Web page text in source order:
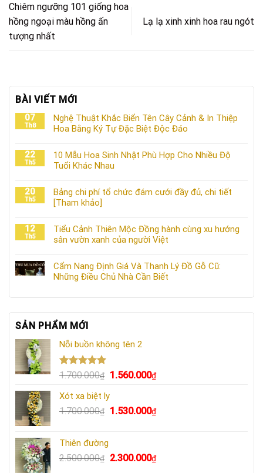
Chiêm ngưỡng 101 giống hoa
hồng ngoại màu hồng ấn
tượng nhất
Lạ lạ xinh xinh hoa rau ngót
BÀI VIẾT MỚI
07
Th8
Nghệ Thuật Khắc Biển Tên Cây Cảnh & In Thiệp
Hoa Bằng Ký Tự Đặc Biệt Độc Đáo
22
Th5
10 Mẫu Hoa Sinh Nhật Phù Hợp Cho Nhiều Độ
Tuổi Khác Nhau
20
Th5
Bảng chi phí tổ chức đám cưới đầy đủ, chi tiết
[Tham khảo]
12
Th5
Tiểu Cảnh Thiên Mộc Đồng hành cùng xu hướng
sân vườn xanh của người Việt
Cẩm Nang Định Giá Và Thanh Lý Đồ Gỗ Cũ:
Những Điều Chủ Nhà Cần Biết
SẢN PHẨM MỚI
Nỗi buồn không tên 2
Được xếp
5 sao
1.700.000₫
Giá
là:
1.700.000₫.
1.560.000₫Giá
là:
Xót xa biệt ly
1.700.000₫
Giá
1.530.000₫Giá
1.530.000₫.
Thiên đường
2.500.000₫
Giá
2.300.000₫Giá